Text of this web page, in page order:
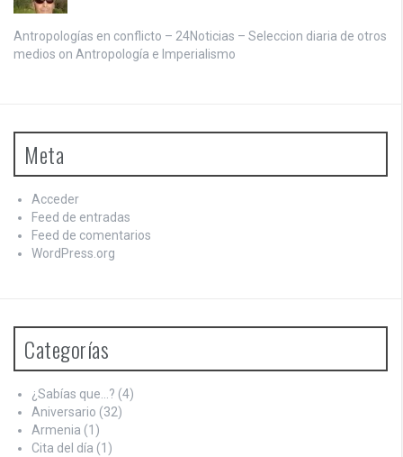
Antropologías en conflicto – 24Noticias – Seleccion diaria de otros
medios on Antropología e Imperialismo
Meta
Acceder
Feed de entradas
Feed de comentarios
WordPress.org
Categorías
¿Sabías que…? (4)
Aniversario (32)
Armenia (1)
Cita del día (1)